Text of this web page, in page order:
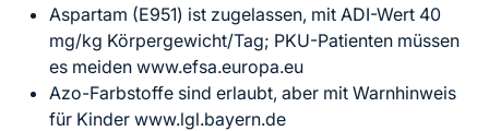
Aspartam (E951) ist zugelassen, mit ADI-Wert 40
mg/kg Körpergewicht/Tag; PKU-Patienten müssen
es meiden www.efsa.europa.eu
Azo-Farbstoffe sind erlaubt, aber mit Warnhinweis
für Kinder www.lgl.bayern.de